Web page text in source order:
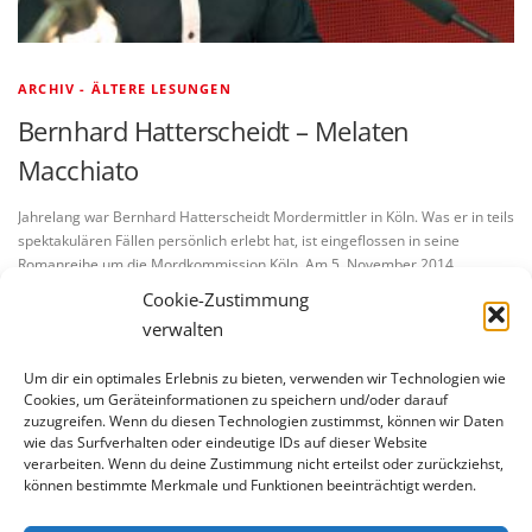
Cookie-Zustimmung
verwalten
Um dir ein optimales Erlebnis zu bieten, verwenden wir Technologien wie
Cookies, um Geräteinformationen zu speichern und/oder darauf
zuzugreifen. Wenn du diesen Technologien zustimmst, können wir Daten
wie das Surfverhalten oder eindeutige IDs auf dieser Website
verarbeiten. Wenn du deine Zustimmung nicht erteilst oder zurückziehst,
können bestimmte Merkmale und Funktionen beeinträchtigt werden.
ARCHIV - ÄLTERE LESUNGEN
Bernhard Hatterscheidt – Melaten
Macchiato
Jahrelang war Bernhard Hatterscheidt Mordermittler in Köln. Was er in teils
spektakulären Fällen persönlich erlebt hat, ist eingeflossen in seine
Romanreihe um die Mordkommission Köln. Am 5. November 2014
BLEIBE AUF DEM LAUFENDEN